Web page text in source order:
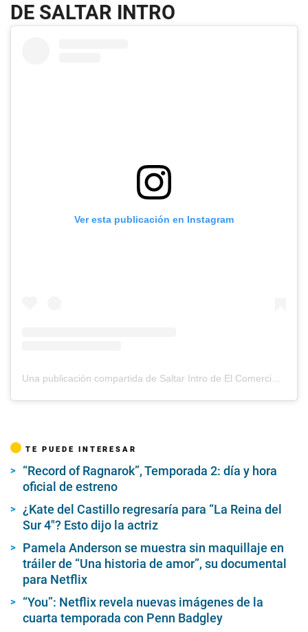
DE SALTAR INTRO
Ver esta publicación en Instagram
TE PUEDE INTERESAR
“Record of Ragnarok”, Temporada 2: día y hora
oficial de estreno
¿Kate del Castillo regresaría para “La Reina del
Sur 4″? Esto dijo la actriz
Pamela Anderson se muestra sin maquillaje en
tráiler de “Una historia de amor”, su documental
para Netflix
“You”: Netflix revela nuevas imágenes de la
cuarta temporada con Penn Badgley